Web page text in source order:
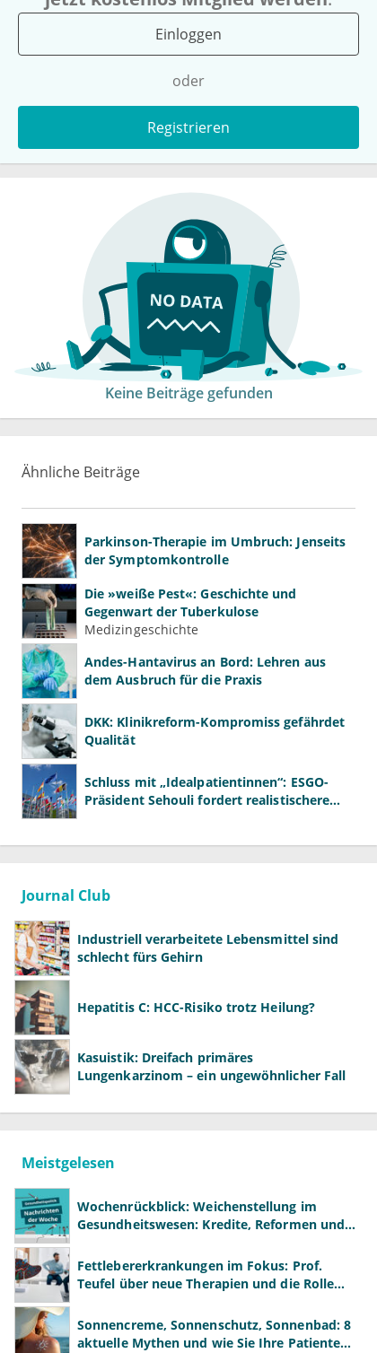
Einloggen
oder
Registrieren
Keine Beiträge gefunden
Ähnliche Beiträge
Parkinson-Therapie im Umbruch: Jenseits
der Symptomkontrolle
Die »weiße Pest«: Geschichte und
Gegenwart der Tuberkulose
Medizingeschichte
Andes-Hantavirus an Bord: Lehren aus
dem Ausbruch für die Praxis
DKK: Klinikreform-Kompromiss gefährdet
Qualität
Schluss mit „Idealpatientinnen“: ESGO-
Präsident Sehouli fordert realistischere
Journal Club
Industriell verarbeitete Lebensmittel sind
schlecht fürs Gehirn
Hepatitis C: HCC-Risiko trotz Heilung?
Kasuistik: Dreifach primäres
Lungenkarzinom – ein ungewöhnlicher Fall
Meistgelesen
Wochenrückblick: Weichenstellung im
Gesundheitswesen: Kredite, Reformen und
Fettlebererkrankungen im Fokus: Prof.
Teufel über neue Therapien und die Rolle
Sonnencreme, Sonnenschutz, Sonnenbad: 8
aktuelle Mythen und wie Sie Ihre Patienten